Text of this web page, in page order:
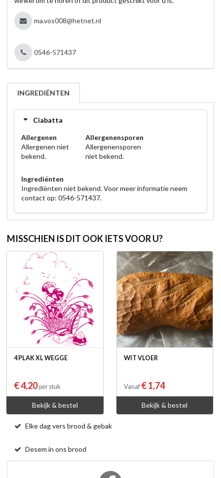
ma.vos008@hetnet.nl
0546-571437
INGREDIËNTEN
Ciabatta
Allergenen
Allergenen niet
bekend.
Allergenensporen
Allergenensporen
niet bekend.
Ingrediënten
Ingrediënten niet bekend. Voor meer informatie neem
contact op: 0546-571437.
MISSCHIEN IS DIT OOK IETS VOOR U?
4 PLAK XL WEGGE
€ 4,20per stuk
Bekijk & bestel
WIT VLOER
Vanaf € 1,74
Bekijk & bestel
Elke dag vers brood & gebak
Desem in ons brood